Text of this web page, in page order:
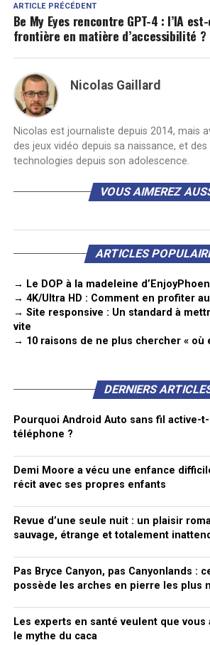
ARTICLE PRÉCÉDENT
Be My Eyes rencontre GPT-4 : l’IA
frontière en matière d’accessibilité ?
Nicolas Gaillard
Nicolas est journaliste depuis 2014, mais
des jeux vidéo depuis sa naissance, et des
technologies depuis son adolescence.
VOUS AIMEREZ
ARTICLES
→ Le DOP à la madeleine
→ 4K/Ultra HD : Comment en profiter
→ Site responsive : Un standard à
vite
→ 10 raisons de ne plus chercher « où
DERNIERS
Pourquoi Android Auto sans fil active-
téléphone ?
Demi Moore a vécu une enfance
récit avec ses propres enfants
Revue d’une seule nuit : un plaisir
sauvage, étrange et totalement
Pas Bryce Canyon, pas Canyonlands :
possède les arches en pierre les plus
Les experts en santé veulent que
le mythe du caca